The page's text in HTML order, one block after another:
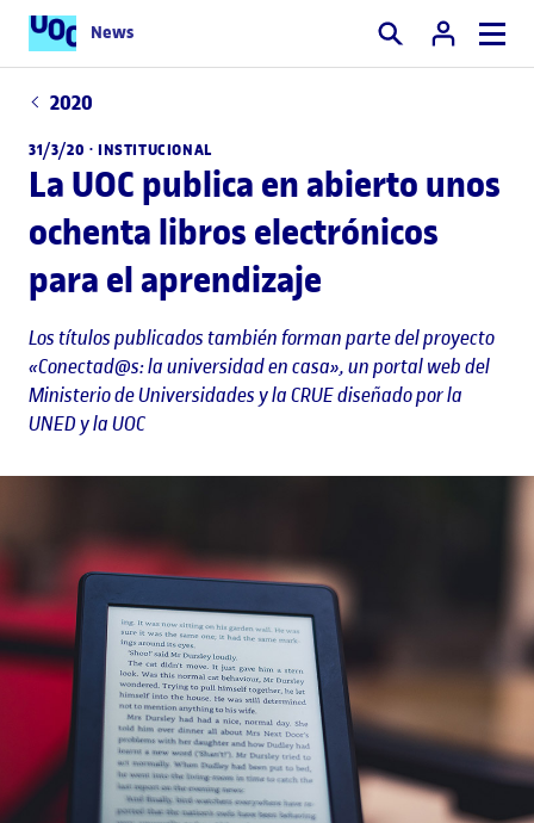
News Buscar
2020
31/3/20 · INSTITUCIONAL
La UOC publica en abierto unos
ochenta libros electrónicos
para el aprendizaje
Los títulos publicados también forman parte del proyecto
«Conectad@s: la universidad en casa», un portal web del
Ministerio de Universidades y la CRUE diseñado por la
UNED y la UOC